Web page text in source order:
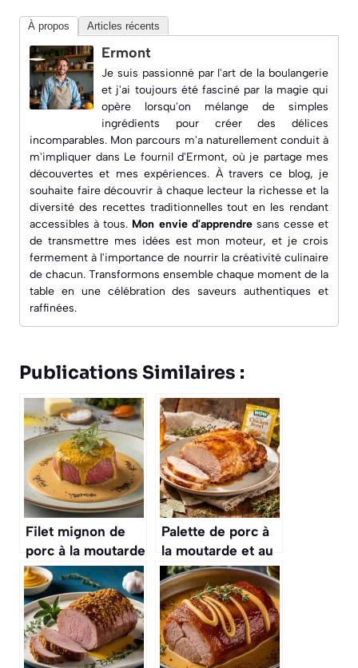
À propos Articles récents
Ermont
Je suis passionné par l'art de la boulangerie
et j'ai toujours été fasciné par la magie qui
opère lorsqu'on mélange de simples
ingrédients pour créer des délices
incomparables. Mon parcours m'a naturellement conduit à
m'impliquer dans Le fournil d'Ermont, où je partage mes
découvertes et mes expériences. À travers ce blog, je
souhaite faire découvrir à chaque lecteur la richesse et la
diversité des recettes traditionnelles tout en les rendant
accessibles à tous. Mon envie d'apprendresans cesse et
de transmettre mes idées est mon moteur, et je crois
fermement à l'importance de nourrir la créativité culinaire
de chacun. Transformons ensemble chaque moment de la
table en une célébration des saveurs authentiques et
raffinées.
Publications Similaires :
Filet mignon de
porc à la moutarde
: recette
savoureuse
Palette de porc à
la moutarde et au
miel : recette
savoureuse